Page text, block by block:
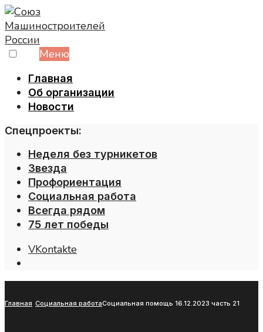
Skip
to
content
Меню
Главная
Об организации
Новости
Спецпроекты:
Неделя без турникетов
Звезда
Профориентация
Социальная работа
Всегда рядом
75 лет победы
VKontakte
Главная Социальная работаСоциальная помощь 16.12.2023 часть 21